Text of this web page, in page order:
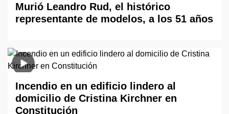
Murió Leandro Rud, el histórico
representante de modelos, a los 51 años
Incendio en un edificio lindero al
domicilio de Cristina Kirchner en
Constitución